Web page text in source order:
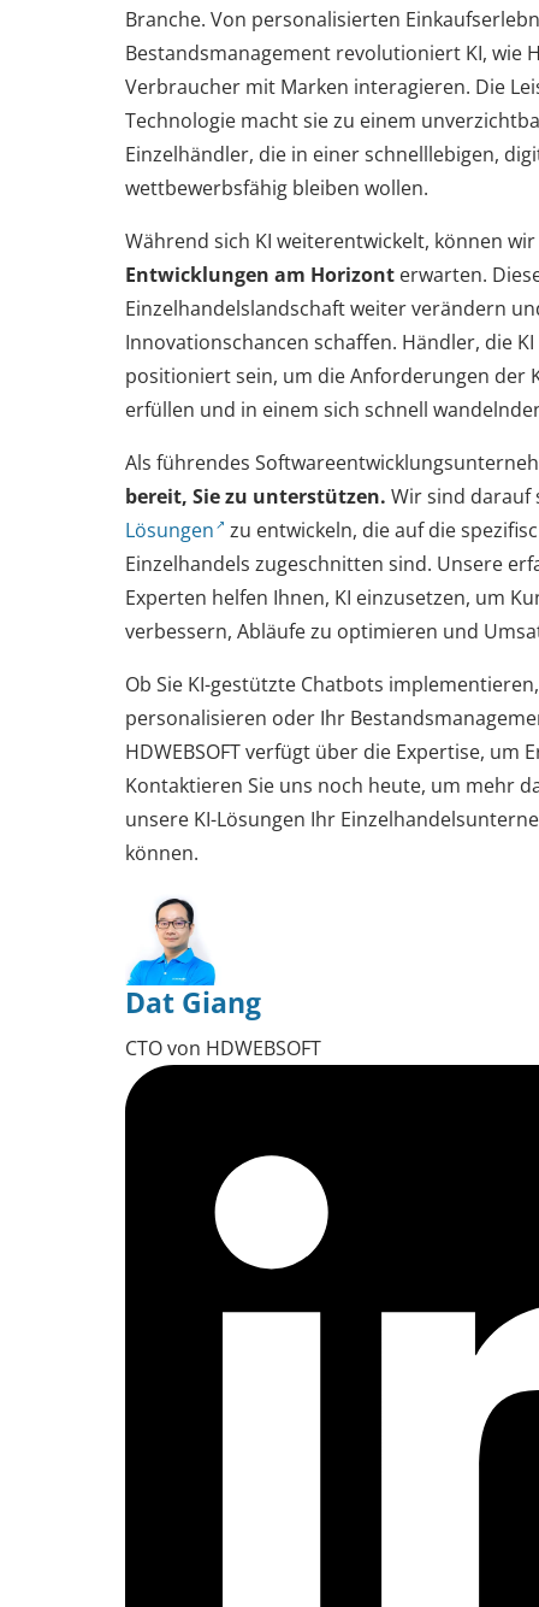
Branche. Von personalisierten
Bestandsmanagement revolutioniert KI, wie
Verbraucher mit Marken interagieren. Die
Technologie macht sie zu einem
Einzelhändler, die in einer schnelllebigen,
wettbewerbsfähig bleiben wollen.
Während sich KI weiterentwickelt, können
Entwicklungen am Horizont erwarten.
Einzelhandelslandschaft weiter verändern
Innovationschancen schaffen. Händler, die
positioniert sein, um die Anforderungen der
erfüllen und in einem sich schnell
Als führendes
bereit, Sie zu unterstützen. Wir sind
Lösungen
zu entwickeln, die auf die
Einzelhandels zugeschnitten sind. Unsere
Experten helfen Ihnen, KI einzusetzen, um
verbessern, Abläufe zu optimieren und
Ob Sie KI-gestützte Chatbots
personalisieren oder Ihr
HDWEBSOFT verfügt über die Expertise, um
Kontaktieren Sie uns noch heute, um mehr
unsere KI-Lösungen Ihr
können.
Dat Giang
CTO von HDWEBSOFT